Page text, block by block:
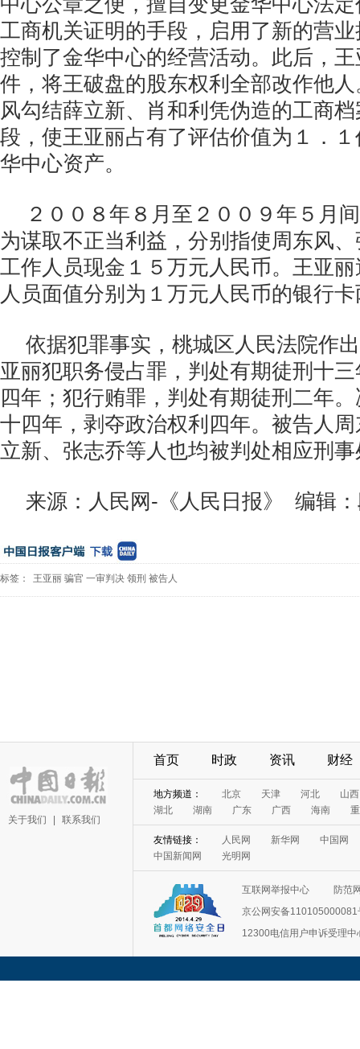
工商机关证明的手段，启用了新的营
控制了金华中心的经营活动。此后，
件，将王破盘的股东权利全部改作他
风勾结薛立新、肖和利凭伪造的工商
段，使王亚丽占有了评估价值为１．
华中心资产。
２００８年８月至２００９年５月
为谋取不正当利益，分别指使周东风
工作人员现金１５万元人民币。王亚
人员面值分别为１万元人民币的银行
依据犯罪事实，桃城区人民法院作
亚丽犯职务侵占罪，判处有期徒刑十
四年；犯行贿罪，判处有期徒刑二年
十四年，剥夺政治权利四年。被告人
立新、张志乔等人也均被判处相应刑
来源：人民网-《人民日报》 编辑
标签： 王亚丽 骗官 一审判决 领刑 被告人
关于我们 联系我们
首页 时政 资讯 财经
地方频道： 北京 天津 河北
山西
湖北
湖南 广东 广西 海南
友情链接： 人民网 新华网
中国网
中国新闻网
光明网
互联网举报中心
防范
京公网安备110105000081
12300电信用户申诉受理中